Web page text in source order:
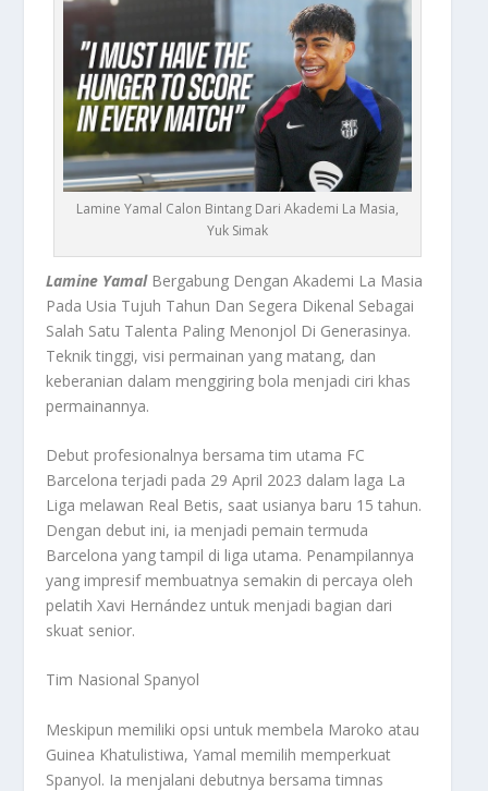
Lamine Yamal Calon Bintang Dari Akademi La Masia,
Yuk Simak
Lamine YamalBergabung Dengan Akademi La Masia
Pada Usia Tujuh Tahun Dan Segera Dikenal Sebagai
Salah Satu Talenta Paling Menonjol Di Generasinya.
Teknik tinggi, visi permainan yang matang, dan
keberanian dalam menggiring bola menjadi ciri khas
permainannya.
Debut profesionalnya bersama tim utama FC
Barcelona terjadi pada 29 April 2023 dalam laga La
Liga melawan Real Betis, saat usianya baru 15 tahun.
Dengan debut ini, ia menjadi pemain termuda
Barcelona yang tampil di liga utama. Penampilannya
yang impresif membuatnya semakin di percaya oleh
pelatih Xavi Hernández untuk menjadi bagian dari
skuat senior.
Tim Nasional Spanyol
Meskipun memiliki opsi untuk membela Maroko atau
Guinea Khatulistiwa, Yamal memilih memperkuat
Spanyol. Ia menjalani debutnya bersama timnas